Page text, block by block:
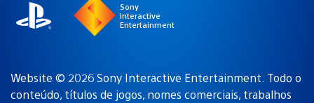
Sony
Interactive
Entertainment
Website © 2026 Sony Interactive Entertainment. Todo o
conteúdo, títulos de jogos, nomes comerciais, trabalhos